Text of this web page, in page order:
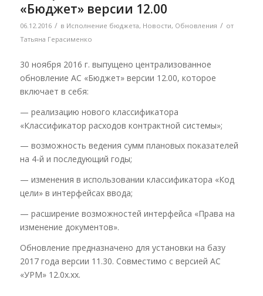
«Бюджет» версии 12.00
06.12.2016 / в Исполнение бюджета, Новости, Обновления / от
Татьяна Герасименко
30 ноября 2016 г. выпущено централизованное
обновление АС «Бюджет» версии 12.00, которое
включает в себя:
— реализацию нового классификатора
«Классификатор расходов контрактной системы»;
— возможность ведения сумм плановых показателей
на 4-й и последующий годы;
— изменения в использовании классификатора «Код
цели» в интерфейсах ввода;
— расширение возможностей интерфейса «Права на
изменение документов».
Обновление предназначено для установки на базу
2017 года версии 11.30. Совместимо с версией АС
«УРМ» 12.0х.хх.